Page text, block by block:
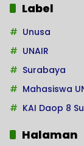
Label
Unusa
UNAIR
Surabaya
Mahasiswa
KAI Daop 8
Halaman